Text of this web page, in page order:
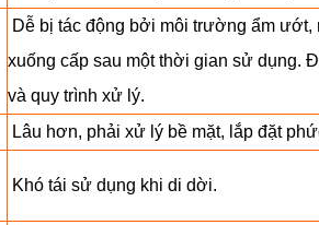
Dễ bị tác động bởi môi trường ẩm ướt,
xuống cấp sau một thời gian sử dụng.
và quy trình xử lý.
Lâu hơn, phải xử lý bề mặt, lắp đặt
Khó tái sử dụng khi di dời.